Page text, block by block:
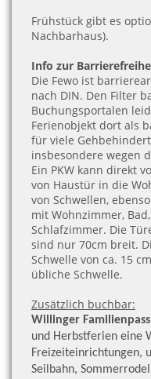
Frühstück gibt es
Nachbarhaus).
Info zur
Die Fewo ist
nach DIN. Den Filter
Buchungsportalen
Ferienobjekt dort als
für viele
insbesondere wegen
Ein PKW kann direkt
von Haustür in die
von Schwellen,
mit Wohnzimmer,
Schlafzimmer. Die
sind nur 70cm breit.
Schwelle von ca. 15
übliche Schwelle.
Zusätzlich buchbar:
Willinger Familienpass
und Herbstferien eine
Freizeiteinrichtungen,
Seilbahn,